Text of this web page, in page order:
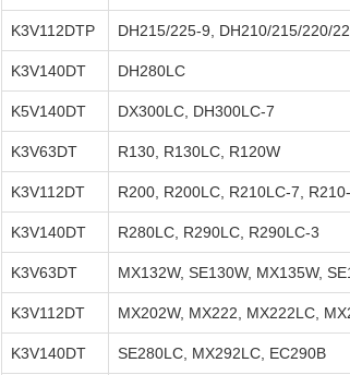
K3V112DTP DH215/225-9, DH210/215/220/
K3V140DT DH280LC
K5V140DT DX300LC, DH300LC-7
K3V63DT R130, R130LC, R120W
K3V112DT R200, R200LC, R210LC-7,
K3V140DT R280LC, R290LC, R290LC-3
K3V63DT MX132W, SE130W, MX135W,
K3V112DT MX202W, MX222, MX222LC,
K3V140DT SE280LC, MX292LC, EC290B